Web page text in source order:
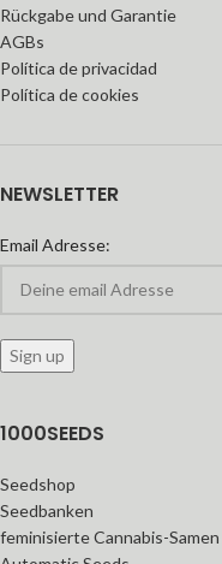
Rückgabe und Garantie
AGBs
Política de privacidad
Política de cookies
NEWSLETTER
Email Adresse:
1000SEEDS
Seedshop
Seedbanken
feminisierte Cannabis-Samen